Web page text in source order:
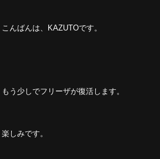
こんばんは、KAZUTOです。
もう少しでフリーザが復活します。
楽しみです。